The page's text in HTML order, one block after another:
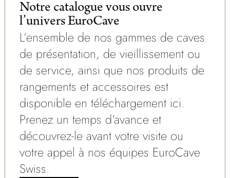
Notre catalogue vous ouvre
l’univers EuroCave
L’ensemble de nos gammes de caves
de présentation, de vieillissement ou
de service, ainsi que nos produits de
rangements et accessoires est
disponible en téléchargement ici.
Prenez un temps d’avance et
découvrez-le avant votre visite ou
votre appel à nos équipes EuroCave
Swiss.